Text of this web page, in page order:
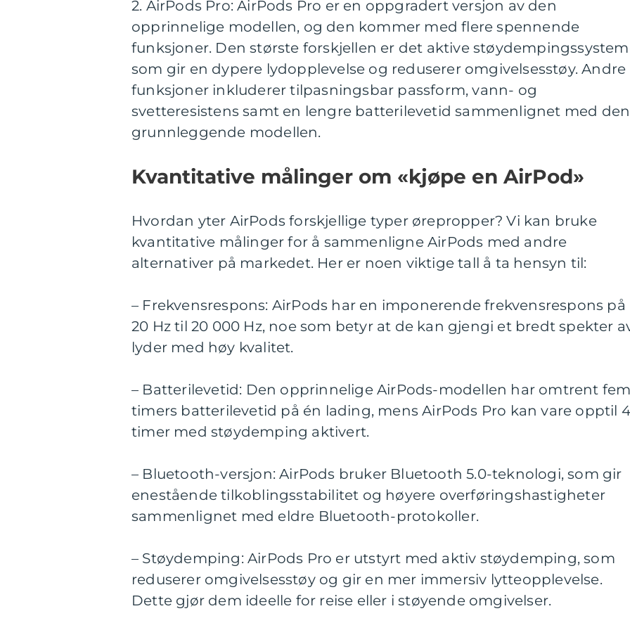
2. AirPods Pro: AirPods Pro er en oppgradert versjon av den
opprinnelige modellen, og den kommer med flere spennende
funksjoner. Den største forskjellen er det aktive
som gir en dypere lydopplevelse og reduserer omgivelsesstøy. Andre
funksjoner inkluderer tilpasningsbar passform, vann- og
svetteresistens samt en lengre batterilevetid sammenlignet med den
grunnleggende modellen.
Kvantitative målinger om «kjøpe en AirPod»
Hvordan yter AirPods forskjellige typer ørepropper? Vi kan bruke
kvantitative målinger for å sammenligne AirPods med andre
alternativer på markedet. Her er noen viktige tall å ta hensyn til:
– Frekvensrespons: AirPods har en imponerende frekvensrespons på
20 Hz til 20 000 Hz, noe som betyr at de kan gjengi et bredt spekter
lyder med høy kvalitet.
– Batterilevetid: Den opprinnelige AirPods-modellen har omtrent
timers batterilevetid på én lading, mens AirPods Pro kan vare opptil
timer med støydemping aktivert.
– Bluetooth-versjon: AirPods bruker Bluetooth 5.0-teknologi, som gir
enestående tilkoblingsstabilitet og høyere overføringshastigheter
sammenlignet med eldre Bluetooth-protokoller.
– Støydemping: AirPods Pro er utstyrt med aktiv støydemping, som
reduserer omgivelsesstøy og gir en mer immersiv lytteopplevelse.
Dette gjør dem ideelle for reise eller i støyende omgivelser.